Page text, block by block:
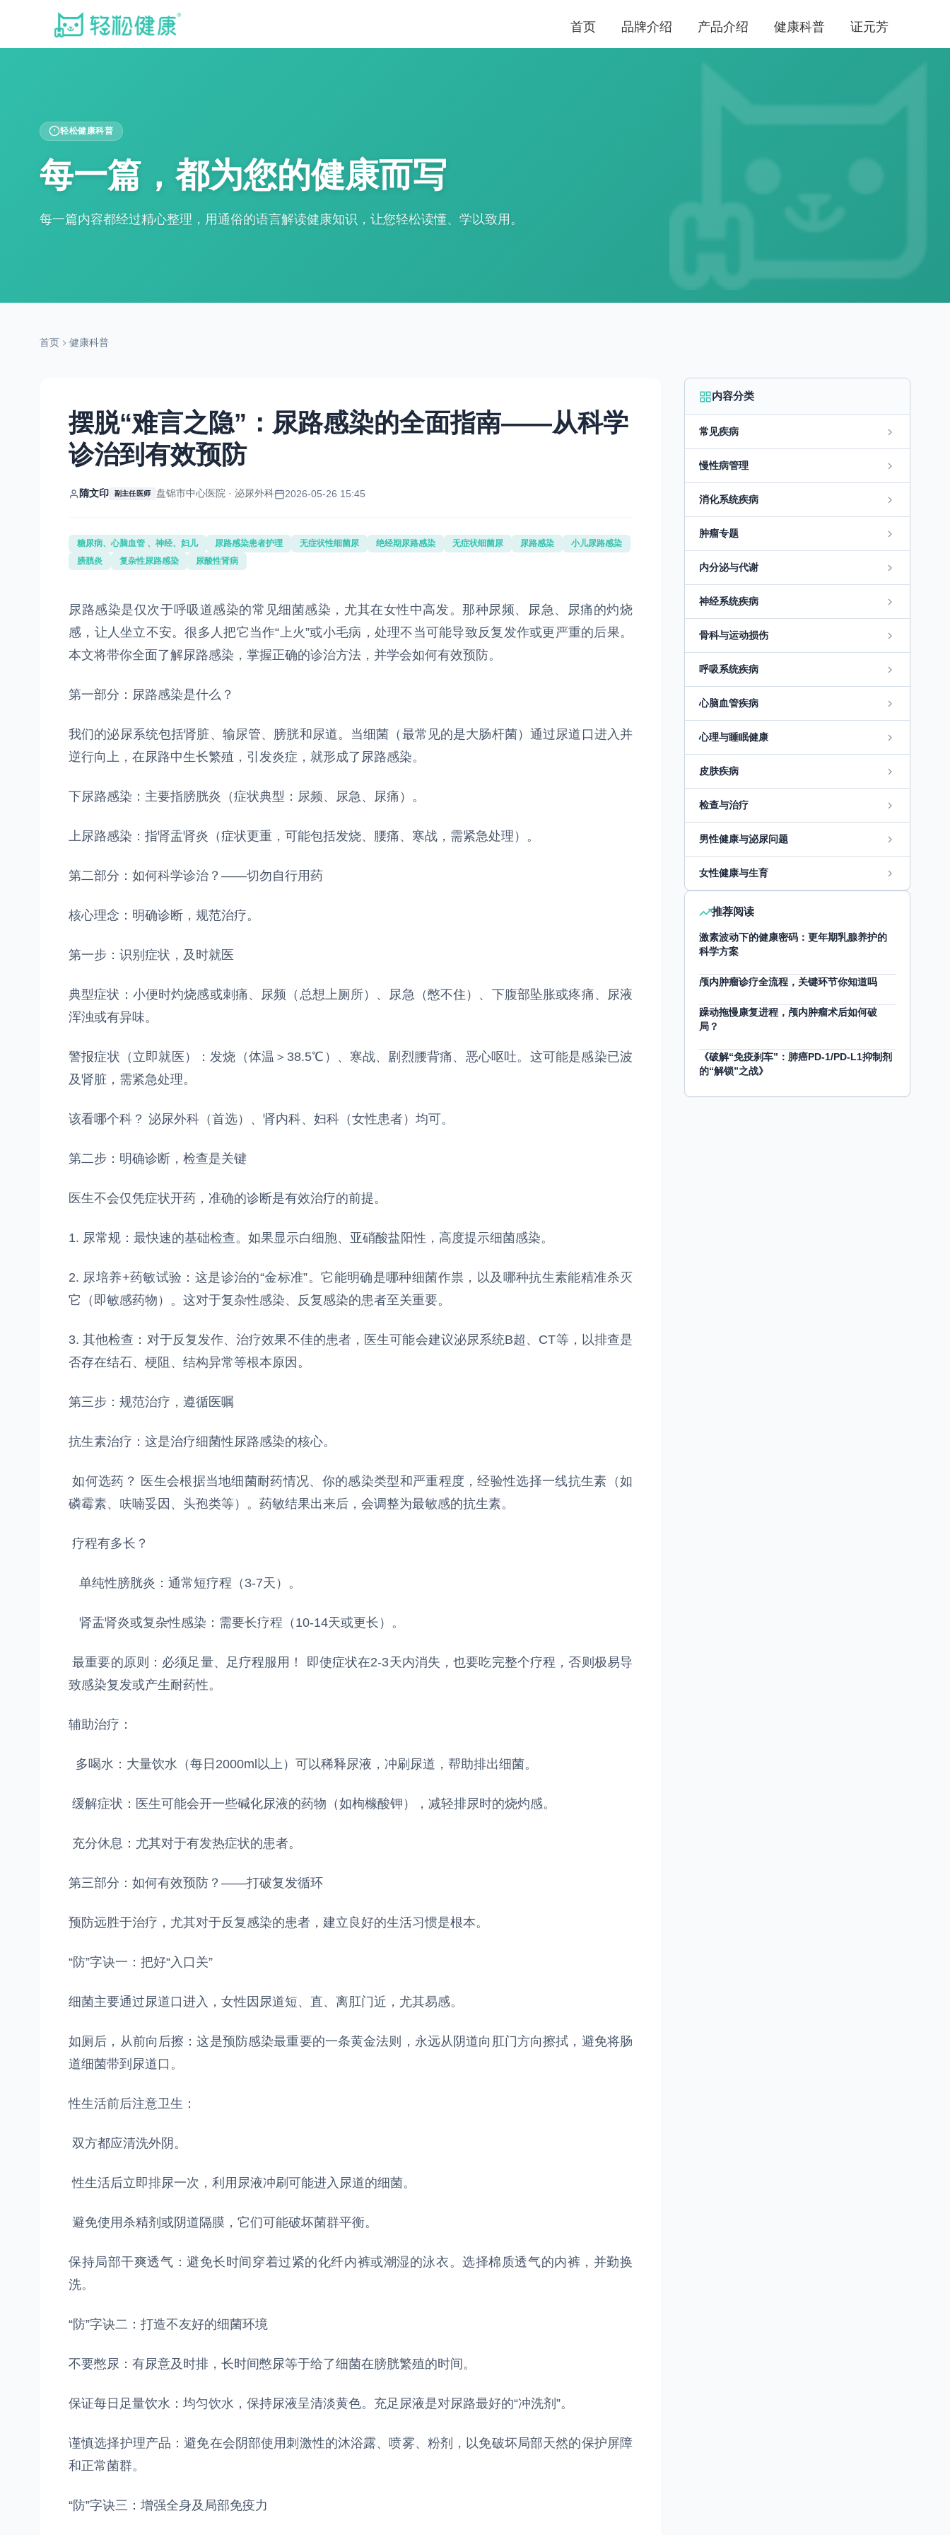
首页 品牌介绍 产品介绍 健康科普 证元芳
轻松健康科普
每一篇，都为您的健康而写
每一篇内容都经过精心整理，用通俗的语言解读健康知识，让您轻松读懂、学以致用。
首页 健康科普
摆脱“难言之隐”：尿路感染的全面指南——从科学
诊治到有效预防
隋文印 副主任医师 盘锦市中心医院 · 泌尿外科 2026-05-26 15:45
糖尿病、心脑血管 、神经、妇儿 尿路感染患者护理 无症状性细菌尿 绝经期尿路感染 无症状细菌尿 尿路感染
小儿尿路感染
膀胱炎
复杂性尿路感染 尿酸性肾病
尿路感染是仅次于呼吸道感染的常见细菌感染，尤其在女性中高发。那种尿频、尿急、尿痛的灼烧
感，让人坐立不安。很多人把它当作“上火”或小毛病，处理不当可能导致反复发作或更严重的后果。
本文将带你全面了解尿路感染，掌握正确的诊治方法，并学会如何有效预防。
第一部分：尿路感染是什么？
我们的泌尿系统包括肾脏、输尿管、膀胱和尿道。当细菌（最常见的是大肠杆菌）通过尿道口进入并
逆行向上，在尿路中生长繁殖，引发炎症，就形成了尿路感染。
下尿路感染：主要指膀胱炎（症状典型：尿频、尿急、尿痛）。
上尿路感染：指肾盂肾炎（症状更重，可能包括发烧、腰痛、寒战，需紧急处理）。
第二部分：如何科学诊治？——切勿自行用药
核心理念：明确诊断，规范治疗。
第一步：识别症状，及时就医
典型症状：小便时灼烧感或刺痛、尿频（总想上厕所）、尿急（憋不住）、下腹部坠胀或疼痛、尿液
浑浊或有异味。
警报症状（立即就医）：发烧（体温＞38.5℃）、寒战、剧烈腰背痛、恶心呕吐。这可能是感染已波
及肾脏，需紧急处理。
该看哪个科？ 泌尿外科（首选）、肾内科、妇科（女性患者）均可。
第二步：明确诊断，检查是关键
医生不会仅凭症状开药，准确的诊断是有效治疗的前提。
1. 尿常规：最快速的基础检查。如果显示白细胞、亚硝酸盐阳性，高度提示细菌感染。
2. 尿培养+药敏试验：这是诊治的“金标准”。它能明确是哪种细菌作祟，以及哪种抗生素能精准杀灭
它（即敏感药物）。这对于复杂性感染、反复感染的患者至关重要。
3. 其他检查：对于反复发作、治疗效果不佳的患者，医生可能会建议泌尿系统B超、CT等，以排查是
否存在结石、梗阻、结构异常等根本原因。
第三步：规范治疗，遵循医嘱
抗生素治疗：这是治疗细菌性尿路感染的核心。
如何选药？ 医生会根据当地细菌耐药情况、你的感染类型和严重程度，经验性选择一线抗生素（如
磷霉素、呋喃妥因、头孢类等）。药敏结果出来后，会调整为最敏感的抗生素。
疗程有多长？
单纯性膀胱炎：通常短疗程（3-7天）。
肾盂肾炎或复杂性感染：需要长疗程（10-14天或更长）。
最重要的原则：必须足量、足疗程服用！ 即使症状在2-3天内消失，也要吃完整个疗程，否则极易导
致感染复发或产生耐药性。
辅助治疗：
多喝水：大量饮水（每日2000ml以上）可以稀释尿液，冲刷尿道，帮助排出细菌。
缓解症状：医生可能会开一些碱化尿液的药物（如枸橼酸钾），减轻排尿时的烧灼感。
充分休息：尤其对于有发热症状的患者。
第三部分：如何有效预防？——打破复发循环
预防远胜于治疗，尤其对于反复感染的患者，建立良好的生活习惯是根本。
“防”字诀一：把好“入口关”
细菌主要通过尿道口进入，女性因尿道短、直、离肛门近，尤其易感。
如厕后，从前向后擦：这是预防感染最重要的一条黄金法则，永远从阴道向肛门方向擦拭，避免将肠
道细菌带到尿道口。
性生活前后注意卫生：
双方都应清洗外阴。
性生活后立即排尿一次，利用尿液冲刷可能进入尿道的细菌。
避免使用杀精剂或阴道隔膜，它们可能破坏菌群平衡。
保持局部干爽透气：避免长时间穿着过紧的化纤内裤或潮湿的泳衣。选择棉质透气的内裤，并勤换
洗。
“防”字诀二：打造不友好的细菌环境
不要憋尿：有尿意及时排，长时间憋尿等于给了细菌在膀胱繁殖的时间。
保证每日足量饮水：均匀饮水，保持尿液呈清淡黄色。充足尿液是对尿路最好的“冲洗剂”。
谨慎选择护理产品：避免在会阴部使用刺激性的沐浴露、喷雾、粉剂，以免破坏局部天然的保护屏障
和正常菌群。
“防”字诀三：增强全身及局部免疫力
内容分类
常见疾病
慢性病管理
消化系统疾病
肿瘤专题
内分泌与代谢
神经系统疾病
骨科与运动损伤
呼吸系统疾病
心脑血管疾病
心理与睡眠健康
皮肤疾病
检查与治疗
男性健康与泌尿问题
女性健康与生育
推荐阅读
激素波动下的健康密码：更年期乳腺养护的
科学方案
颅内肿瘤诊疗全流程，关键环节你知道吗
躁动拖慢康复进程，颅内肿瘤术后如何破
局？
《破解“免疫刹车”：肺癌PD-1/PD-L1抑制剂
的“解锁”之战》